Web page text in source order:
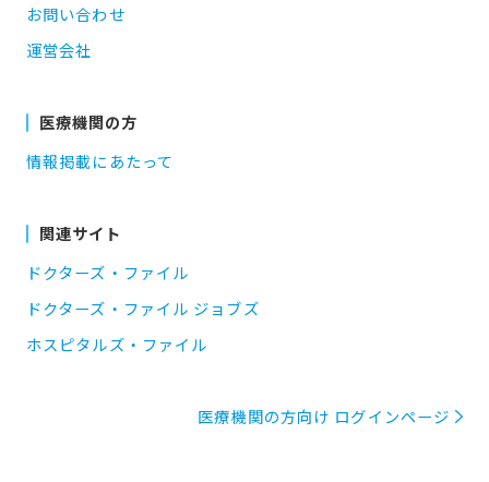
お問い合わせ
運営会社
医療機関の方
情報掲載にあたって
関連サイト
ドクターズ・ファイル
ドクターズ・ファイル ジョブズ
ホスピタルズ・ファイル
医療機関の方向け ログインページ